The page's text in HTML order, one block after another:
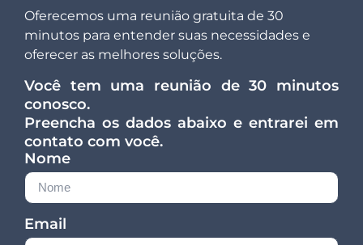
Você tem uma reunião de 30 minutos
conosco.
Preencha os dados abaixo e entrarei em
contato com você.
Nome
Email
Oferecemos uma reunião gratuita de 30
minutos para entender suas necessidades e
oferecer as melhores soluções.